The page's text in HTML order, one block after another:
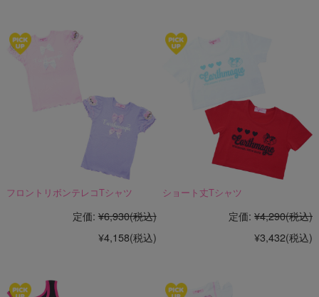
フロントリボンテレコTシャツ
定価: ¥6,930(税込)
¥4,158(税込)
ショート丈Tシャツ
定価: ¥4,290(税込)
¥3,432(税込)